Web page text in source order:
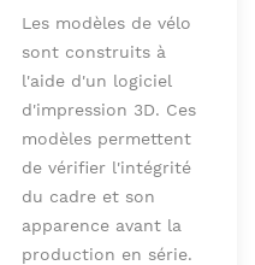
Les modèles de vélo
sont construits à
l'aide d'un logiciel
d'impression 3D. Ces
modèles permettent
de vérifier l'intégrité
du cadre et son
apparence avant la
production en série.